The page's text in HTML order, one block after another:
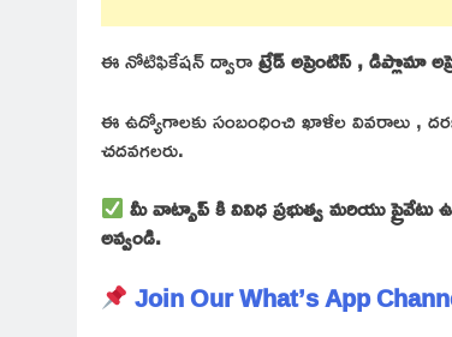
ఈ నోటిఫికేషన్ ద్వారాట్రేడ్ అప్రెంటిస్ , డిప్లొమా
ఈ ఉద్యోగాలకు సంబంధించి ఖాళీల వివరాలు ,
చదవగలరు.
మీ వాట్సాప్ కి వివిధ ప్రభుత్వ మరియు
అవ్వండి.
Join Our What’s App